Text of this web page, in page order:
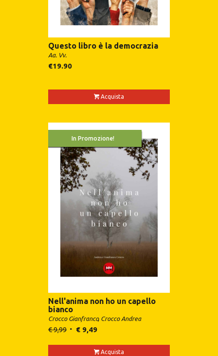
Questo libro è la democrazia
Aa. Vv.
€19.90
Acquista
In Promozione!
Nell'anima non ho un capello
bianco
Crocco Gianfranco Crocco Andrea
€9,99 €9,49
Acquista